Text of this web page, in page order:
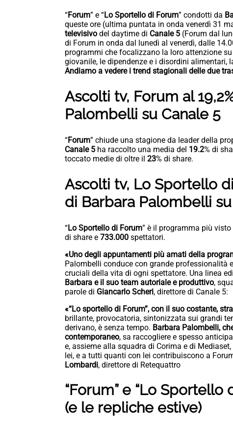
“Forum” e “Lo Sportello di Forum” condotti da
queste ore (ultima puntata in onda venerdì 31
televisivo del daytime di Canale 5 (Forum dal
di Forum in onda dal lunedì al venerdì, dalle
programmi che focalizzano la loro attenzione
giovanile, le dipendenze e i disordini alimentari,
Andiamo a vedere i trend stagionali delle due
Ascolti tv, Forum al
Palombelli su Canale 5
“Forum” chiude una stagione da leader della
Canale 5 ha raccolto una media del 19.2% di
toccato medie di oltre il 23% di share.
Ascolti tv, Lo Sportello
di Barbara Palombelli
“Lo Sportello di Forum” è il programma più
di share e 733.000 spettatori.
«Uno degli appuntamenti più amati della
Palombelli conduce con grande professionalità
cruciali della vita di ogni spettatore. Una linea
Barbara e il suo team autoriale e produttivo,
parole di Giancarlo Scheri, direttore di Canale 5:
«“Lo sportello di Forum”, con il suo costante,
brillante, provocatoria, sintonizzata sui grandi
derivano, è senza tempo. Barbara Palombelli,
contemporaneo, sa raccogliere e spesso
e, assieme alla squadra di Corima e di
lei, e a tutti quanti con lei contribuiscono a
Lombardi, direttore di Retequattro
“Forum” e “Lo
(e le repliche estive)